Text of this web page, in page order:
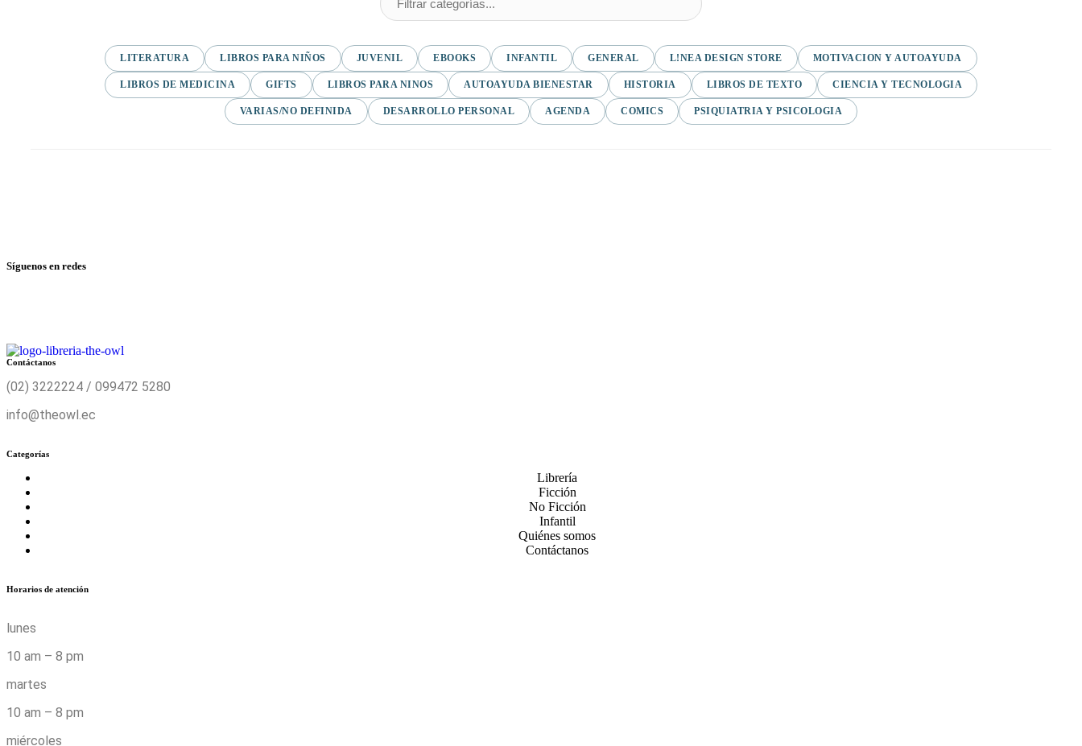
LITERATURA LIBROS PARA NIÑOS JUVENIL EBOOKS INFANTIL GENERAL L!NEA DESIGN STORE MOTIVACION Y AUTOAYUDA
LIBROS DE MEDICINA GIFTS LIBROS PARA NINOS AUTOAYUDA BIENESTAR HISTORIA LIBROS DE TEXTO CIENCIA Y TECNOLOGIA
VARIAS/NO DEFINIDA DESARROLLO PERSONAL AGENDA COMICS PSIQUIATRIA Y PSICOLOGIA
Síguenos en redes
Contáctanos
(02) 3222224 / 099472 5280
info@theowl.ec
Categorías
Librería
Ficción
No Ficción
Infantil
Quiénes somos
Contáctanos
Horarios de atención
lunes
10 am – 8 pm
martes
10 am – 8 pm
miércoles